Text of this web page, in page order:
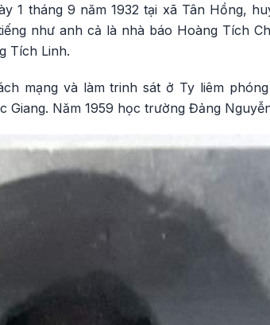
1 tháng 9 năm 1932 tại xã Tân Hồng,
như anh cả là nhà báo Hoàng Tích
Tích Linh.
mạng và làm trinh sát ở Ty liêm
Giang. Năm 1959 học trường Đảng